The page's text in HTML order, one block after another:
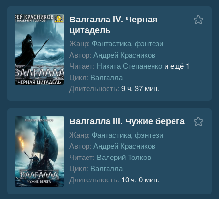
Валгалла IV. Черная
цитадель
Жанр: Фантастика, фэнтези
Автор: Андрей Красников
Читает: Никита Степаненко и ещё 1
Цикл: Валгалла
Длительность: 9 ч. 37 мин.
Валгалла III. Чужие берега
Жанр: Фантастика, фэнтези
Автор: Андрей Красников
Читает: Валерий Толков
Цикл: Валгалла
Длительность: 10 ч. 0 мин.